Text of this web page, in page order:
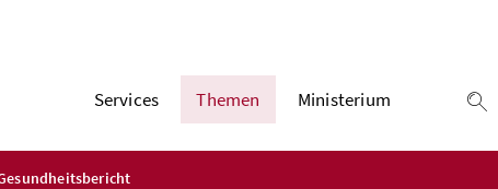
Services Themen Ministerium